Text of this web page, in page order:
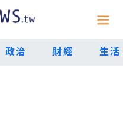
政治 財經 生活